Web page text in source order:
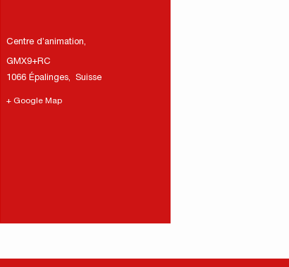
Centre d’animation,
GMX9+RC
1066 Épalinges, Suisse
+ Google Map